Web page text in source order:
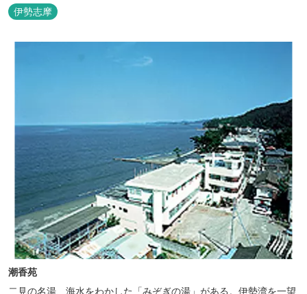
伊勢志摩
潮香苑
二見の名湯、海水をわかした「みぞぎの湯」がある。伊勢湾を一望